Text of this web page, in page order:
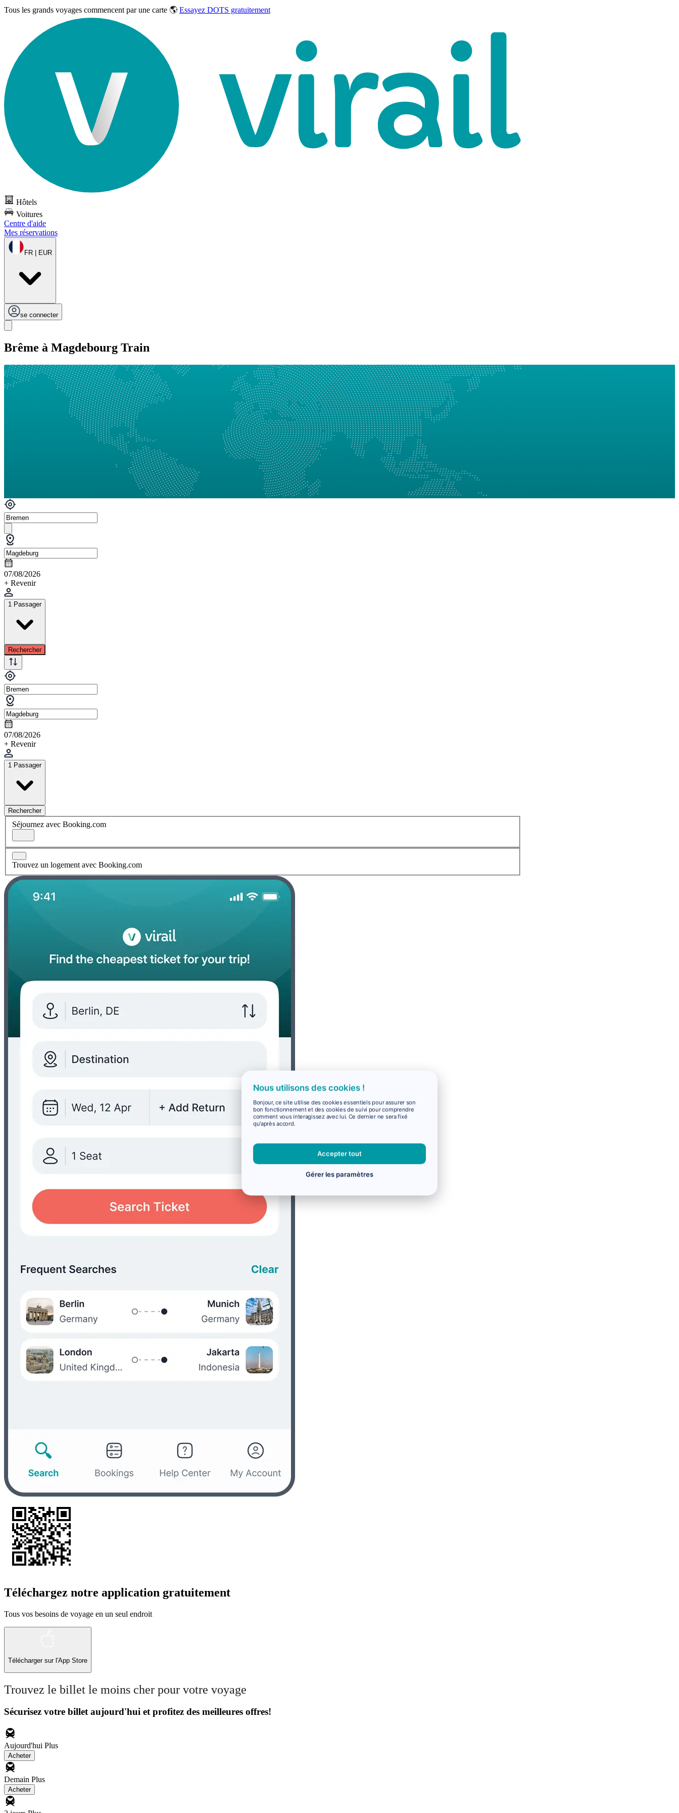
Tous les grands voyages commencent par une carte 🌎 Essayez DOTS gratuitement
Hôtels
Voitures
Centre d'aide
Mes réservations
FR | EUR
se connecter
Brême à Magdebourg Train
07/08/2026
+ Revenir
1 Passager
Rechercher
07/08/2026
+ Revenir
1 Passager
Rechercher
Séjournez avec Booking.com
Trouvez un logement avec Booking.com
Téléchargez notre application gratuitement
Tous vos besoins de voyage en un seul endroit
Télécharger sur l'App Store
Trouvez le billet le moins cher pour votre voyage
Sécurisez votre billet aujourd'hui et profitez des meilleures offres!
Aujourd'hui Plus
Acheter
Demain Plus
Acheter
Nous utilisons des cookies !
Bonjour, ce site utilise des cookies essentiels pour assurer son
bon fonctionnement et des cookies de suivi pour comprendre
comment vous interagissez avec lui. Ce dernier ne sera fixé
qu'après accord.
Accepter tout
Gérer les paramètres